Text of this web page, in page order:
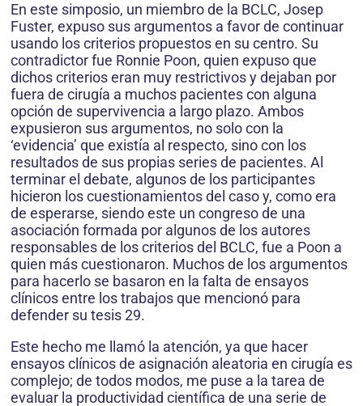
En este simposio, un miembro de la BCLC, Josep
Fuster, expuso sus argumentos a favor de continuar
usan­do los criterios propuestos en su centro. Su
contradictor fue Ronnie Poon, quien expuso que
dichos criterios eran muy restrictivos y dejaban por
fuera de cirugía a muchos pacientes con alguna
opción de supervivencia a largo plazo. Ambos
expusieron sus argumentos, no solo con la
‘evidencia’ que existía al respecto, sino con los
resultados de sus propias series de pacientes. Al
terminar el debate, algunos de los participantes
hicieron los cuestionamientos del caso y, como era
de esperarse, siendo este un congreso de una
asociación formada por algunos de los autores
responsables de los criterios del BCLC, fue a Poon a
quien más cuestionaron. Muchos de los argumentos
para hacerlo se basaron en la falta de ensayos
clínicos entre los trabajos que mencionó para
defender su tesis 29.
Este hecho me llamó la atención, ya que hacer
ensayos clínicos de asignación aleatoria en cirugía es
complejo; de todos modos, me puse a la tarea de
evaluar la produc­tividad científica de una serie de